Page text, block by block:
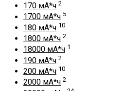
170 мА*ч 2
1700 мА*ч 5
180 мА*ч 10
1800 мА*ч 2
18000 мА*ч 1
190 мА*ч 2
200 мА*ч 10
2000 мА*ч 2